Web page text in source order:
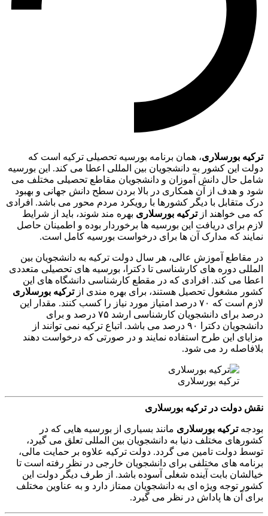
ترکیه بورسلاری، همان برنامه بورسیه تحصیلی ترکیه است که
دولت این کشور به دانشجویان بین المللی اعطا می کند. این بورسیه
شامل حال دانش آموزان و دانشجویان مقاطع تحصیلی مختلف می
شود و هدف از آن همکاری در بالا بردن سطح دانش جهانی و بهبود
درک متقابل با دیگر کشورها با رویکرد مردم محور می باشد. افرادی
که می خواهند ازترکیه بورسلاری بهره مند شوند، باید از شرایط
لازم برای دریافت این بورسیه ها برخوردار بوده و اطمینان حاصل
نمایند که مدارک آن ها برای درخواست بورسیه کامل است.
در مقاطع آموزش عالی، هر سال دولت ترکیه به دانشجویان بین
المللی دوره های کارشناسی تا دکترا، بورسیه های تحصیلی متعددی
اعطا می کند. افرادی که در مقطع کارشناسی دانشگاه های این
کشور مشغول تحصیل هستند، برای بهره مندی ازترکیه بورسلاری
لازم است که ۷۰ درصد امتیاز مورد نیاز را کسب کنند. مقدار این
درصد برای دانشجویان کارشناسی ارشد ۷۵ درصد و برای
دانشجویان دکترا ۹۰ درصد می باشد. اتباع ترکیه نمی توانند از
مزایای این طرح استفاده نمایند و در صورتی که درخواست دهند
بلافاصله رد می شود.
ترکیه بورسلاری
نقش دولت در ترکیه بورسلاری
بودجهترکیه بورسلاری مانند بسیاری از بورسیه هایی که در
کشورهای مختلف دنیا به دانشجویان بین المللی تعلق می گیرد،
توسط دولت تامین می گردد. دولت ترکیه علاوه بر حمایت مالی،
برنامه های مختلفی برای دانشجویان خارجی در نظر رفته است تا
خیالشان بابت آینده شغلی آسوده باشد. از طرف دیگر دولت این
کشور توجه ویژه ای به دانشجویان ممتاز دارد و به عناوین مختلف
برای آن ها پاداش در نظر می گیرد.